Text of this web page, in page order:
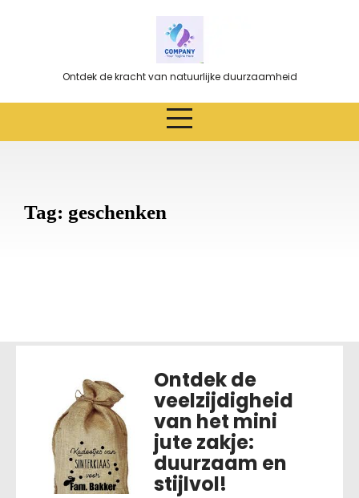
Ontdek de kracht van natuurlijke duurzaamheid
Tag: geschenken
Ontdek de
veelzijdigheid
van het mini
jute zakje:
duurzaam en
stijlvol!